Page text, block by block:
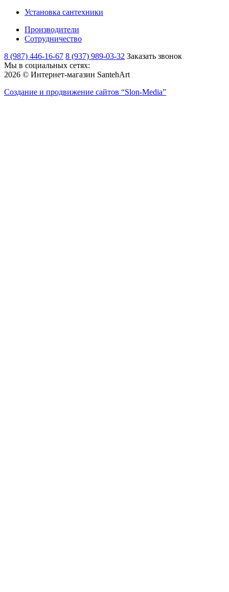
Установка сантехники
Производители
Сотрудничество
8 (987) 446-16-67 8 (937) 989-03-32 Заказать звонок
Мы в социальных сетях:
2026 © Интернет-магазин SantehArt
Создание и продвижение сайтов “Slon-Media”